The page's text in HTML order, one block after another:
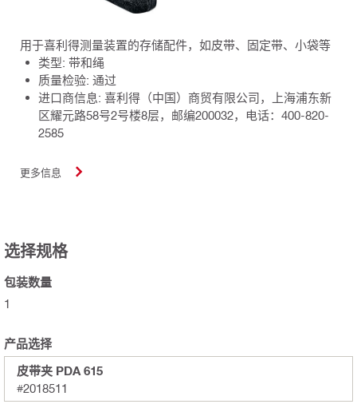
用于喜利得测量装置的存储配件，如皮带、固定带、小袋等
类型: 带和绳
质量检验: 通过
进口商信息: 喜利得（中国）商贸有限公司，上海浦东新
区耀元路58号2号楼8层，邮编200032，电话：400-820-
2585
更多信息
选择规格
包装数量
1
产品选择
皮带夹 PDA 615
#2018511